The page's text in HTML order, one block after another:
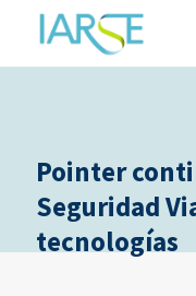
Pointer
Seguridad
tecnologías